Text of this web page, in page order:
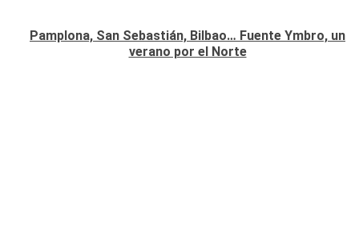
Pamplona, San Sebastián, Bilbao… Fuente Ymbro, un
verano por el Norte